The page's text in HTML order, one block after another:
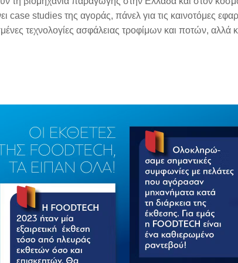
case studies της αγοράς, πάνελ για τις καινοτόμες
τεχνολογίες ασφάλειας τροφίμων και ποτών, αλλά